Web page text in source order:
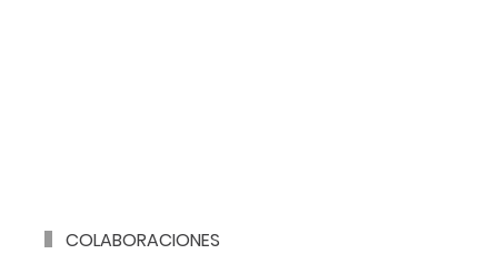
COLABORACIONES